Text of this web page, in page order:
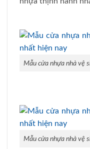
Mẫu cửa nhựa nhà vệ
Mẫu cửa nhựa nhà vệ